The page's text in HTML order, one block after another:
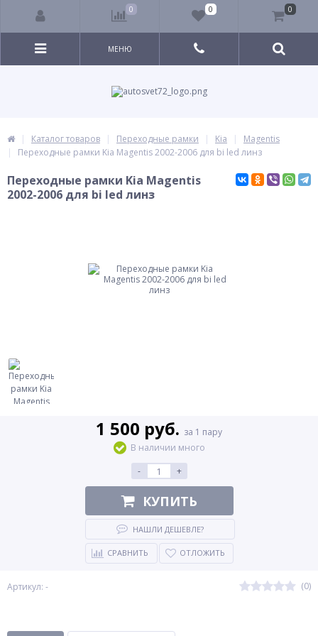
МЕНЮ
Каталог товаров Переходные рамки Kia
Magentis
Переходные рамки Kia Magentis 2002-2006 для bi led линз
Переходные рамки Kia Magentis
2002-2006 для bi led линз
Артикул: - (0)
1 500 руб. за 1 пару
В наличии много
-
+
КУПИТЬ
НАШЛИ ДЕШЕВЛЕ?
СРАВНИТЬ ОТЛОЖИТЬ
0 0 0